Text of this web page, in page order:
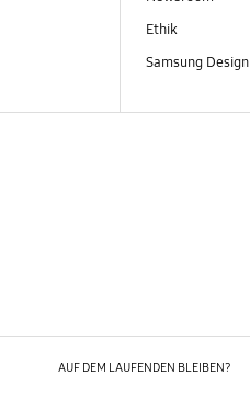
Ethik
Samsung Design
AUF DEM LAUFENDEN BLEIBEN?